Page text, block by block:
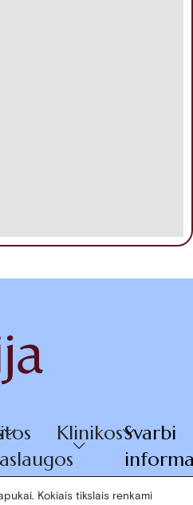
KlinikosSvarbi
Kokiais tikslais renkami